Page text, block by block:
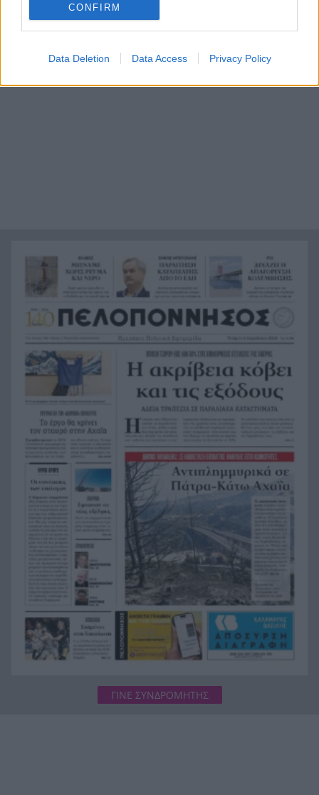
CONFIRM
Data Deletion Data Access Privacy Policy
χρήματα και τι πρέπει να γίνει με το IBAN
πρέπει οπωσδήποτε να βγάλετε από την πρίζα
Γερμενό
17:15
Η Κάλας τραβά «γραμμή» στην Άγκυρα: Η
προϋπόθεση της ΕΕ για να προχωρήσουν οι
σχέσεις
Η μεγάλη βόμβα της Αχαγιάς’82 με τον Γιάννη
Μολφέτα!
Μπορεί ο άνθρωπος να ζήσει 194 χρόνια;
Πτώση 30% σε καταστήματα εστίασης της
16:48
Βίντεο: Κεραυνός πέφτει στη μέση του γηπέδου
– Νεκρός 24χρονος ποδοσφαιριστής
Το ορεινό χωριό της Πελοποννήσου που κρύβει
σκι, λίμνες και διαδρομές μέσα στα έλατα
ΓΙΝΕ ΣΥΝΔΡΟΜΗΤΗΣ